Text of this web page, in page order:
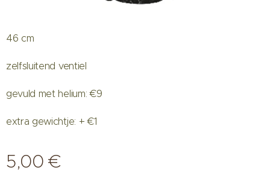
46 cm
zelfsluitend ventiel
gevuld met helium: €9
extra gewichtje: + €1
5,00 €